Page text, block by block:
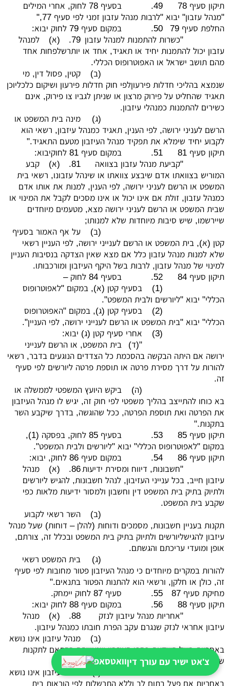
תיקון סעיף 78
49.
בסעיף 78 לחוק, אחרי המילים
"מנהל עזבון" יבוא "לרבות מנהל עזבון זמני לפי סעיף 77,"
החלפת סעיף 79
50.
במקום סעיף 79 לחוק יבוא:
"כשרות להתמנות למנהל עזבון 79. (א)
למנהל
עזבון יכול להתמנות יחיד או תאגיד, אחד או יותרשלפחות אחד
מהם תושב ישראל או האפוטרופוס הכללי.
(ב)
קטין, פסול דין, מי
שנמצא בהליכי חדלות פירעוןלפי חוק חדלות פירעון ושיקום כלכליוכן
תאגיד שהחליט על פירוק מרצון או שניתן לגביו צו פירוק, אינם
כשירים להתמנות כמנהלי עיזבון.
(ג)
מינה בית המשפט או
הרשם לעניני ירושה, לפי הענין, תאגיד כמנהל עיזבון, רשאי הוא
לקבוע יחיד שימלא את תפקיד מנהל העיזבון מטעם התאגיד."
תיקון סעיף 81
51.
במקום סעיף 81 לחוקיבוא:
"קביעת מנהל עזבון בצוואה
81. (א)
קבע
המוריש בצוואתו אדם שיבצע צוואתו או שינהל עזבונו, רשאי בית
המשפט או הרשם לעניני ירושה, לפי הענין, למנות את אותו אדם
כמנהל עזבון, זולת אם אינו יכול או אינו מסכים לקבל את המינוי או
שבית המשפט או הרשם לעניני ירושה מצא, מטעמים מיוחדים
שיירשמו, שיש סיבות מיוחדות שלא למנותו;
(ב)
על אף האמור בסעיף
קטן (א), בית המשפט או הרשם לענייני ירושה, לפי העניין רשאי
שלא למנות מנהל עזבון כלל אם מצא שאין הצדקה בנסיבות העניין
למינוי של מנהל עזבון, לרבות בשל היקף העיזבון ומורכבותו.
תיקון סעיף 84
52.
בסעיף 84 לחוק –
(1)
בסעיף קטן (א), במקום "לאפוטרופוס
הכללי" יבוא "ליורשים ולבית המשפט".
(2)
בסעיף קטן (ג), במקום "האפוטרופוס
הכללי" יבוא "בית המשפט או הרשם לענייני ירושה, לפי העניין".
(3)
אחרי סעיף קטן (ג) יבוא:
"(ד)
בית המשפט, או הרשם לענייני
ירושה אם היתה הבקשה בהסכמת כל הצדדים הנוגעים בדבר, רשאי
להורות על דרך מסירת פרטה או תוספת פרטה ליורשים לפי סעיף
זה.
(ה)
ביקש היועץ המשפטי לממשלה או
בא כוחו להתייצב בהליך משפטי לפי חוק זה, יגיש לו מנהל העיזבון
את הפרטה ואת תוספת הפרטה, ככל שהוגשה, בדרך שיקבע השר
בתקנות."
תיקון סעיף 85
53.
בסעיף 85 לחוק, בפסקה (1),
במקום "לאפוטרופוס הכללי" יבוא "ליורשים ולבית המשפט".
תיקון סעיף 86
54.
במקום סעיף 86 לחוק, יבוא:
"חשבונות, דיווח ומסירת ידיעות86. (א)
מנהל
עיזבון חייב, בכל ענייני העזיבון, לנהל חשבונות, להגיש ליורשים
ולתיוק בתיק בית המשפט דין וחשבון ולמסור ידיעות מלאות כפי
שקבע בית המשפט.
(ב)
השר רשאי לקבוע
תקנות בעניין חשבונות, מסמכים ודוחות (להלן – דוחות) שעל מנהל
עיזבון להגישליורשים ולתיוק בתיק בית המשפט ובכלל זה, צורתם,
אופן ומועדי עריכתם והגשתם.
(ג)
בית המשפט רשאי
להורות במקרים מיוחדים כי מנהל העיזבון פטור מחובות לפי סעיף
זה, כולן או חלקן, ורשאי הוא להתנות הפטור בתנאים."
מחיקת סעיף 87
55.
סעיף 87 לחוק יימחק.
תיקון סעיף 88
56.
במקום סעיף 88 לחוק יבוא:
"אחריות מנהל עיזבון לנזק
88. (א)
מנהל
עיזבון אחראי לנזק שנגרם עקב הפרת חובתו כמנהל עיזבון.
(ב)
מנהל עיזבון אינו נושא
באחריות בשל השקעת כספי העיזבון שנעשתה בהתאם לתקנות
שקבע שר המשפטים לפי הוראות סעיף 85א.
מנהל עיזבון אינו נושא
באחריות אם פעל בתום לב וללא התרשלות לפי הוראות בית
צ'אט ישיר עם עורך דין